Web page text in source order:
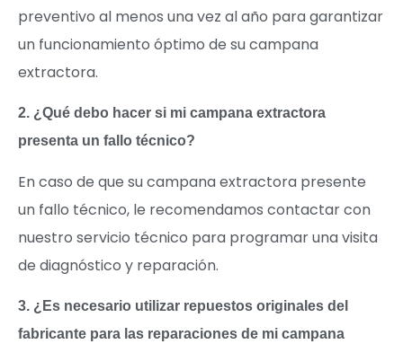
preventivo al menos una vez al año para garantizar
un funcionamiento óptimo de su campana
extractora.
2. ¿Qué debo hacer si mi campana extractora
presenta un fallo técnico?
En caso de que su campana extractora presente
un fallo técnico, le recomendamos contactar con
nuestro servicio técnico para programar una visita
de diagnóstico y reparación.
3. ¿Es necesario utilizar repuestos originales del
fabricante para las reparaciones de mi campana